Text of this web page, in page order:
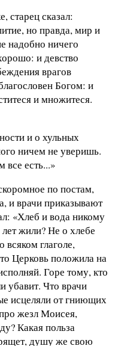
старец сказал:
но правда, мир и
надобно ничего
и девство
врагов
Богом: и
и множитеся.
и о хульных
ничем не уверишь.
все есть...»
по постам,
и врачи приказывают
«Хлеб и вода никому
жили? Не о хлебе
всяком глаголе,
Церковь положила на
Горе тому, кто
убавит. Что врачи
исцеляли от гниющих
жезл Моисея,
Какая польза
душу же свою